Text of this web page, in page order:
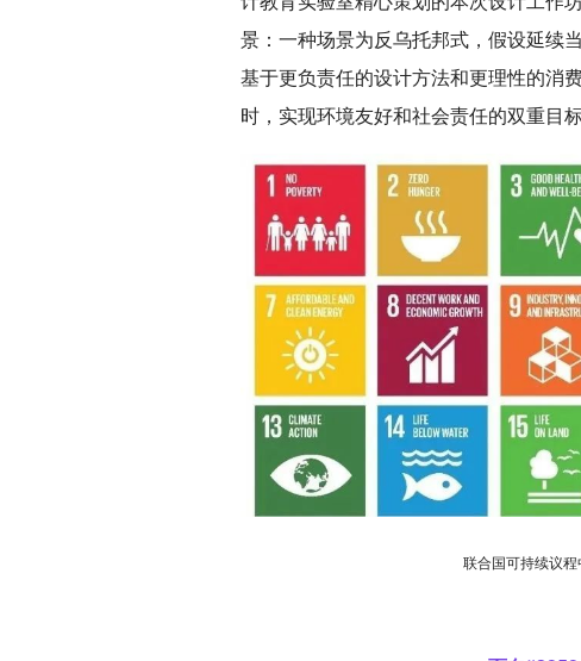
景：一种场景为反乌托邦式，假设延续
基于更负责任的设计方法和更理性的消
时，实现环境友好和社会责任的双重目标
联合国可持续议